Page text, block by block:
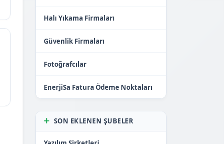
Halı Yıkama Firmaları
Güvenlik Firmaları
Fotoğrafcılar
EnerjiSa Fatura Ödeme Noktaları
SON EKLENEN ŞUBELER